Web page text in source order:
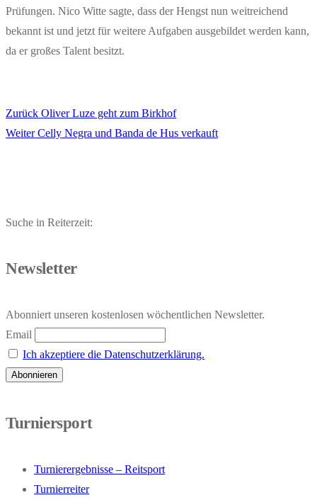
Prüfungen. Nico Witte sagte, dass der Hengst nun weitreichend
bekannt ist und jetzt für weitere Aufgaben ausgebildet werden kann,
da er großes Talent besitzt.
Beitragsnavigation
Zurück Vorheriger
Beitrag:
Oliver Luze geht zum Birkhof
Weiter Nächster
Celly Negra und Banda de Hus verkauft
Suche in Reiterzeit:
Newsletter
Abonniert unseren kostenlosen wöchentlichen Newsletter.
Email
Ich akzeptiere die Datenschutzerklärung.
Turniersport
Turnierergebnisse – Reitsport
Turnierreiter